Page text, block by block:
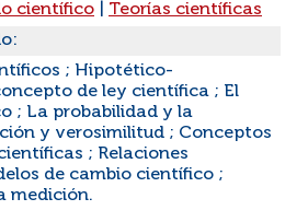
científico
Teorías científicas
; Hipotético-
de ley científica ; El
; La probabilidad y la
y verosimilitud ; Conceptos
; Relaciones
de cambio científico ;
medición.